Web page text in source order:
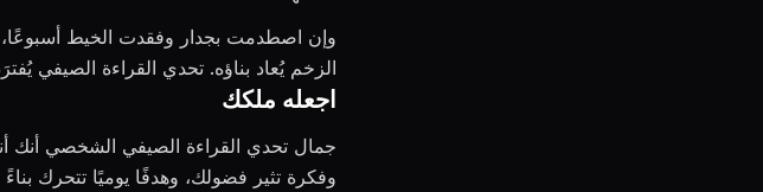
وإن اصطدمت بجدار وفقدت الخيط أسبوعًا،
الزخم يُعاد بناؤه. تحدي القراءة الصيفي
اجعله ملكك
جمال تحدي القراءة الصيفي الشخصي أنك
وفكرة تثير فضولك، وهدفًا يوميًا تتحرك